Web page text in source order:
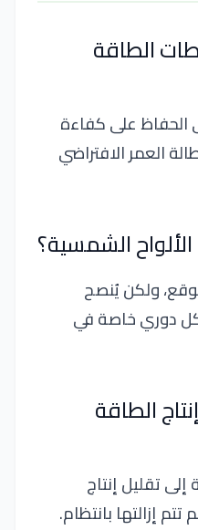
الطاقة
الحفاظ على كفاءة
العمر الافتراضي
الشمسية؟
ولكن يُنصح
دوري خاصة في
الطاقة
تقليل إنتاج
إزالتها بانتظام.